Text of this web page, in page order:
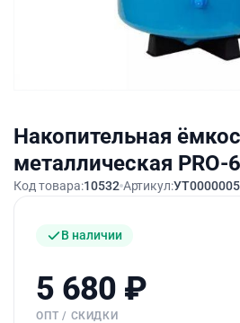
Накопительная
металлическая PRO-
Код товара:10532 Артикул:
В наличии
5 680 ₽
ОПТ / СКИДКИ